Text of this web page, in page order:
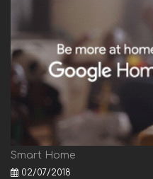
Smart Home
02/07/2018